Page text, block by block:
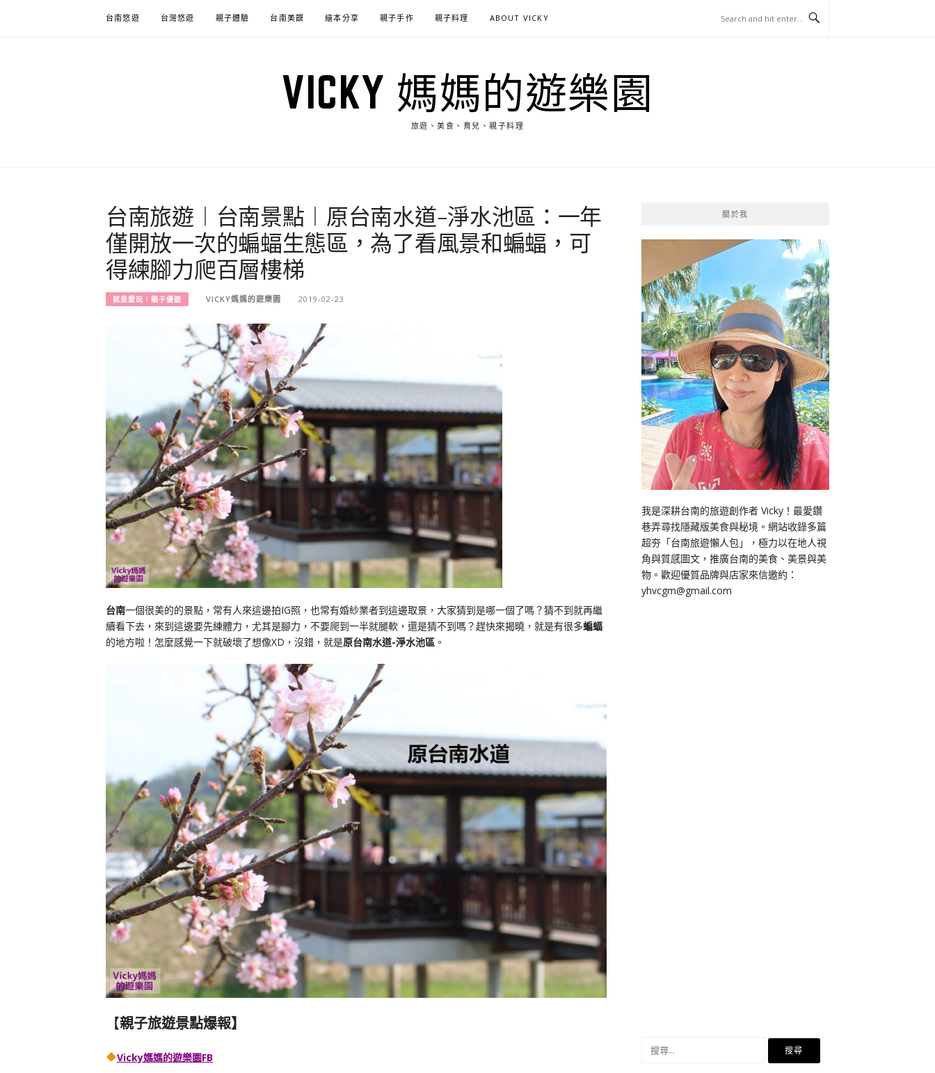
台南悠遊 台灣悠遊 親子體驗 台南美饌 繪本分享 親子手作 親子料理 ABOUT VICKY
VICKY 媽媽的遊樂園
旅遊、美食、育兒、親子料理
台南旅遊︱台南景點︱原台南水道-淨水池區：一年
僅開放一次的蝙蝠生態區，為了看風景和蝙蝠，可
得練腳力爬百層樓梯
就是愛玩︱親子優遊 VICKY媽媽的遊樂園 2019-02-23
台南一個很美的的景點，常有人來這邊拍IG照，也常有婚紗業者到這邊取景，大家猜到是哪一個了嗎？猜不到就再繼
續看下去，來到這邊要先練體力，尤其是腳力，不要爬到一半就腿軟，還是猜不到嗎？趕快來揭曉，就是有很多蝙蝠
的地方啦！怎麼感覺一下就破壞了想像XD，沒錯，就是原台南水道-淨水池區 。
【親子旅遊景點爆報】
Vicky媽媽的遊樂園FB
關於我
我是深耕台南的旅遊創作者 Vicky！最愛鑽
巷弄尋找隱藏版美食與秘境。網站收錄多篇
超夯「台南旅遊懶人包」，極力以在地人視
角與質感圖文，推廣台南的美食、美景與美
物。歡迎優質品牌與店家來信邀約：
yhvcgm@gmail.com